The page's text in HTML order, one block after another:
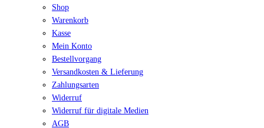
Shop
Warenkorb
Kasse
Mein Konto
Bestellvorgang
Versandkosten & Lieferung
Zahlungsarten
Widerruf
Widerruf für digitale Medien
AGB